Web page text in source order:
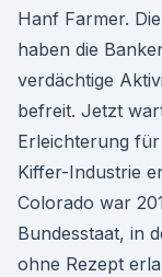
Hanf Farmer.
haben die
verdächtige
befreit. Jetzt
Erleichterung
Kiffer-Industrie
Colorado war
Bundesstaat, in
ohne Rezept